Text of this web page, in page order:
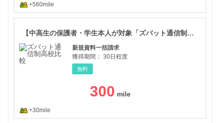
+560mile
【中高生の保護者・学生本人が対象「ズバット通信制高校比較」】新規資料一括請求プログラム
新規資料一括請求
獲得期間： 30日程度
無料
300
+30mile